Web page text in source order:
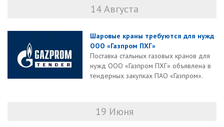
14 Августа
Шаровые краны требуются для нужд
ООО «Газпром ПХГ»
Поставка стальных газовых кранов для
нужд ООО «Газпром ПХГ» объявлена в
тендерных закупках ПАО «Газпром».
19 Июня